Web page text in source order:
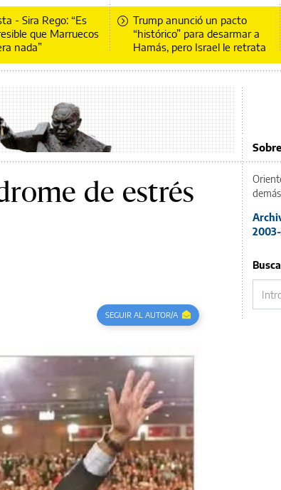
- Sira Rego: “Es
que Marruecos
nada”
Trump anunció un pacto
“histórico” para desarmar a
Hamás, pero Israel le retrata
de estrés
SEGUIR AL AUTOR/A
2003-